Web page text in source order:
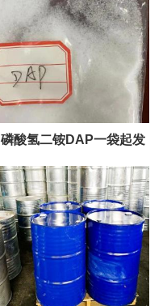
磷酸氢二铵DAP一袋起发